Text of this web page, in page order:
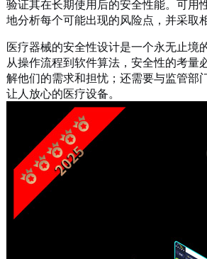
验证其在长期使用后的安全性能。可用
地分析每个可能出现的风险点，并采取
医疗器械的安全性设计是一个永无止境
从操作流程到软件算法，安全性的考量
解他们的需求和担忧；还需要与监管部
让人放心的医疗设备。